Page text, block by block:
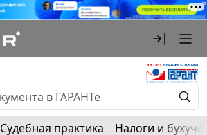
Судебная практика Налоги и